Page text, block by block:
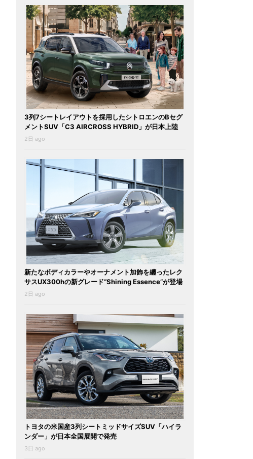
3列7シートレイアウトを採用したシトロエンのBセグ
メントSUV「C3 AIRCROSS HYBRID」が日本上陸
2日 ago
新たなボディカラーやオーナメント加飾を纏ったレク
サスUX300hの新グレード“Shining Essence”が登場
2日 ago
トヨタの米国産3列シートミッドサイズSUV「ハイラ
ンダー」が日本全国展開で発売
3日 ago